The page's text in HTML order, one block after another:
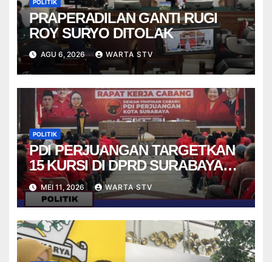
POLITIK
PRAPERADILAN GANTI RUGI
ROY SURYO DITOLAK
AGU 6, 2026 WARTA STV
POLITIK
PDI PERJUANGAN TARGETKAN
15 KURSI DI DPRD SURABAYA
PADA PEMILU 2029
MEI 11, 2026 WARTA STV